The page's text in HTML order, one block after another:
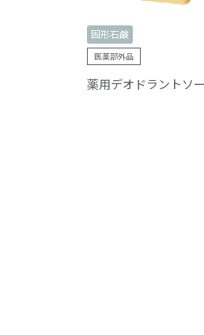
固形石鹸
医薬部外品
薬用デオドラントソ